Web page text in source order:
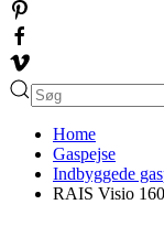
Home
Gaspejse
Indbyggede
RAIS Visio